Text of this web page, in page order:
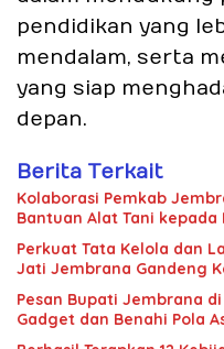
pendidikan yang
mendalam, serta
yang siap
depan.
Berita Terkait
Kolaborasi Pemkab
Bantuan Alat Tani kepada
Perkuat Tata Kelola dan
Jati Jembrana Gandeng
Pesan Bupati Jembrana
Gadget dan Benahi Pola